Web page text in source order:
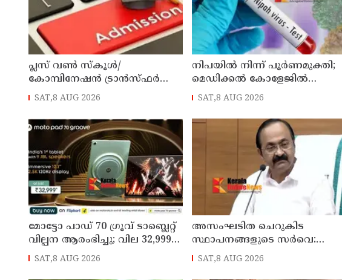
പ്ലസ് വൺ സ്‌കൂൾ/
കോമ്പിനേഷൻ ട്രാൻസ്ഫർ
അഡ്മിഷൻ ആഗസ്ത് 10, 11
SAT,8 AUG 2026
നിപയിൽ നിന്ന് പൂർണമുക്തി;
മെഡിക്കൽ കോളേജിൽ
ചികിത്സയിലിരുന്ന 43കാരൻ
SAT,8 AUG 2026
മോട്ടോ പാഡ് 70 ഗ്രൂവ് ടാബ്ലെറ്റ്
വില്പന ആരംഭിച്ചു; വില 32,999
രൂപ മുതൽ
SAT,8 AUG 2026
അസംഘടിത ചെറുകിട
സ്ഥാപനങ്ങളുടെ സർവെ:
കൃത്യമായ വിവരങ്ങൾ
നൽകണമെന്ന് മുഖ്യമന്ത്രി വി
SAT,8 AUG 2026